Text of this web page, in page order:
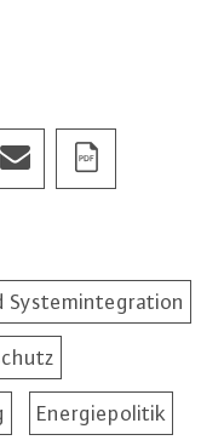
Systemintegration
Energiepolitik